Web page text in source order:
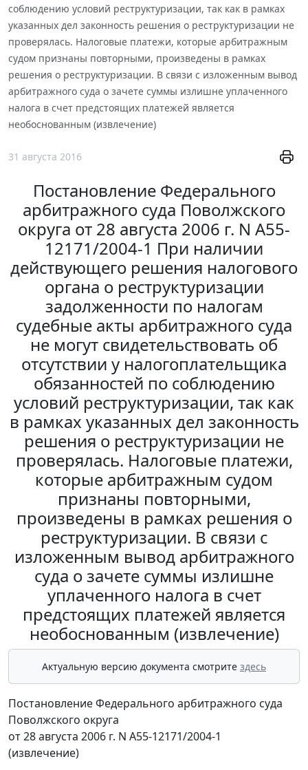
соблюдению условий реструктуризации, так как в рамках
указанных дел законность решения о реструктуризации не
проверялась. Налоговые платежи, которые арбитражным
судом признаны повторными, произведены в рамках
решения о реструктуризации. В связи с изложенным вывод
арбитражного суда о зачете суммы излишне уплаченного
налога в счет предстоящих платежей является
необоснованным (извлечение)
31 августа 2016
Постановление Федерального
арбитражного суда Поволжского
округа от 28 августа 2006 г. N А55-
12171/2004-1 При наличии
действующего решения налогового
органа о реструктуризации
задолженности по налогам
судебные акты арбитражного суда
не могут свидетельствовать об
отсутствии у налогоплательщика
обязанностей по соблюдению
условий реструктуризации, так как
в рамках указанных дел законность
решения о реструктуризации не
проверялась. Налоговые платежи,
которые арбитражным судом
признаны повторными,
произведены в рамках решения о
реструктуризации. В связи с
изложенным вывод арбитражного
суда о зачете суммы излишне
уплаченного налога в счет
предстоящих платежей является
необоснованным (извлечение)
Актуальную версию документа смотрите здесь
Постановление Федерального арбитражного суда
Поволжского округа
от 28 августа 2006 г. N А55-12171/2004-1
(извлечение)